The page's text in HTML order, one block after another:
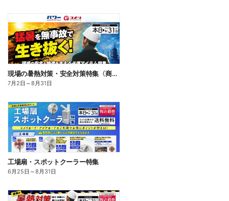
現場の暑熱対策・安全対策特集〈商品一例〉
7月2日 ～8月31日
工場扇・スポットクーラー特集
6月25日 ～8月31日